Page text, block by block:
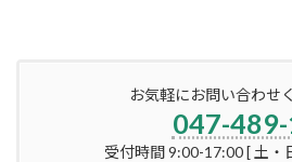
お気軽にお問い合わせ
047-
受付時間 9:00-17:00 [ 土・